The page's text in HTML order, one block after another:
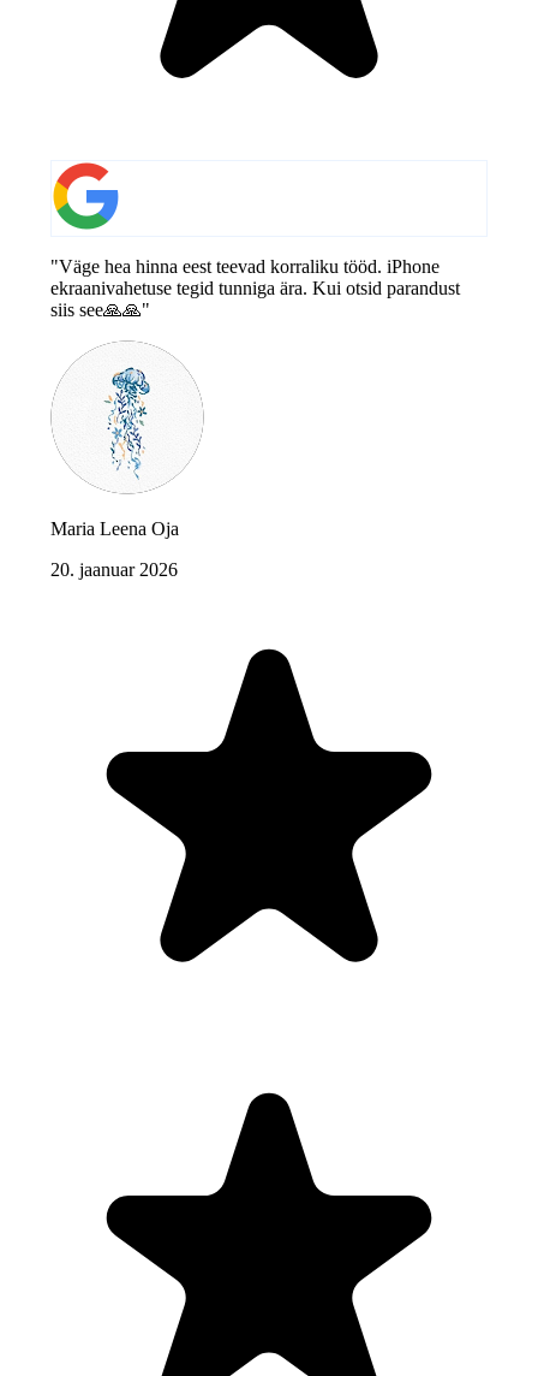
"Väge hea hinna eest teevad korraliku tööd. iPhone
ekraanivahetuse tegid tunniga ära. Kui otsid parandust
siis see🙏🙏"
Maria Leena Oja
20. jaanuar 2026